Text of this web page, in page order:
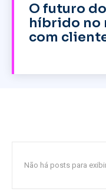
O futuro
híbrido no
com
Não há posts para